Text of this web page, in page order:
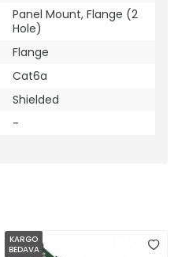
Panel Mount, Flange (2
Hole)
Flange
Cat6a
Shielded
-
KARGO
BEDAVA